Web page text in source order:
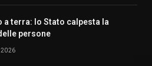
a terra: lo Stato calpesta la
persone
2026